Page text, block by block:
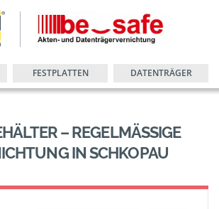
FESTPLATTEN DATENTRÄGER
– REGELMÄSSIGE A
IN SCHKOPAU